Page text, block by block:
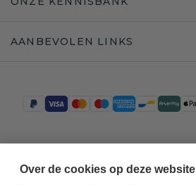
AANBEVOLEN LINKS
Over de cookies op deze website